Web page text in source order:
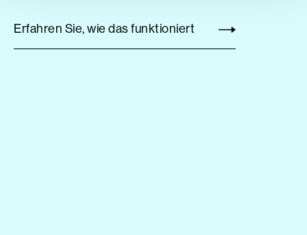
Erfahren Sie, wie das funktioniert